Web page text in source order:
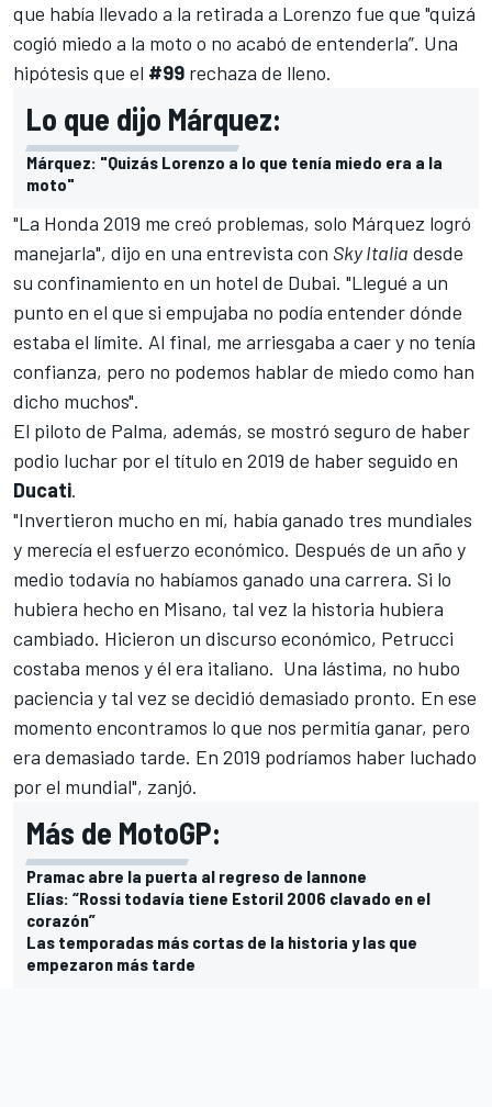
que había llevado a la retirada a Lorenzo fue que "quizá
cogió miedo a la moto o no acabó de entenderla”. Una
hipótesis que el #99 rechaza de lleno.
Lo que dijo Márquez:
Márquez: "Quizás Lorenzo a lo que tenía miedo era a la
moto"
"La Honda 2019 me creó problemas, solo Márquez logró
manejarla", dijo en una entrevista con Sky Italia desde
su confinamiento en un hotel de Dubai. "Llegué a un
punto en el que si empujaba no podía entender dónde
estaba el límite. Al final, me arriesgaba a caer y no tenía
confianza, pero no podemos hablar de miedo como han
dicho muchos".
El piloto de Palma, además, se mostró seguro de haber
podio luchar por el título en 2019 de haber seguido en
Ducati.
"Invertieron mucho en mí, había ganado tres mundiales
y merecía el esfuerzo económico. Después de un año y
medio todavía no habíamos ganado una carrera. Si lo
hubiera hecho en Misano, tal vez la historia hubiera
cambiado. Hicieron un discurso económico, Petrucci
costaba menos y él era italiano. Una lástima, no hubo
paciencia y tal vez se decidió demasiado pronto. En ese
momento encontramos lo que nos permitía ganar, pero
era demasiado tarde. En 2019 podríamos haber luchado
por el mundial", zanjó.
Más de MotoGP:
Pramac abre la puerta al regreso de Iannone
Elías: “Rossi todavía tiene Estoril 2006 clavado en el
corazón”
Las temporadas más cortas de la historia y las que
empezaron más tarde